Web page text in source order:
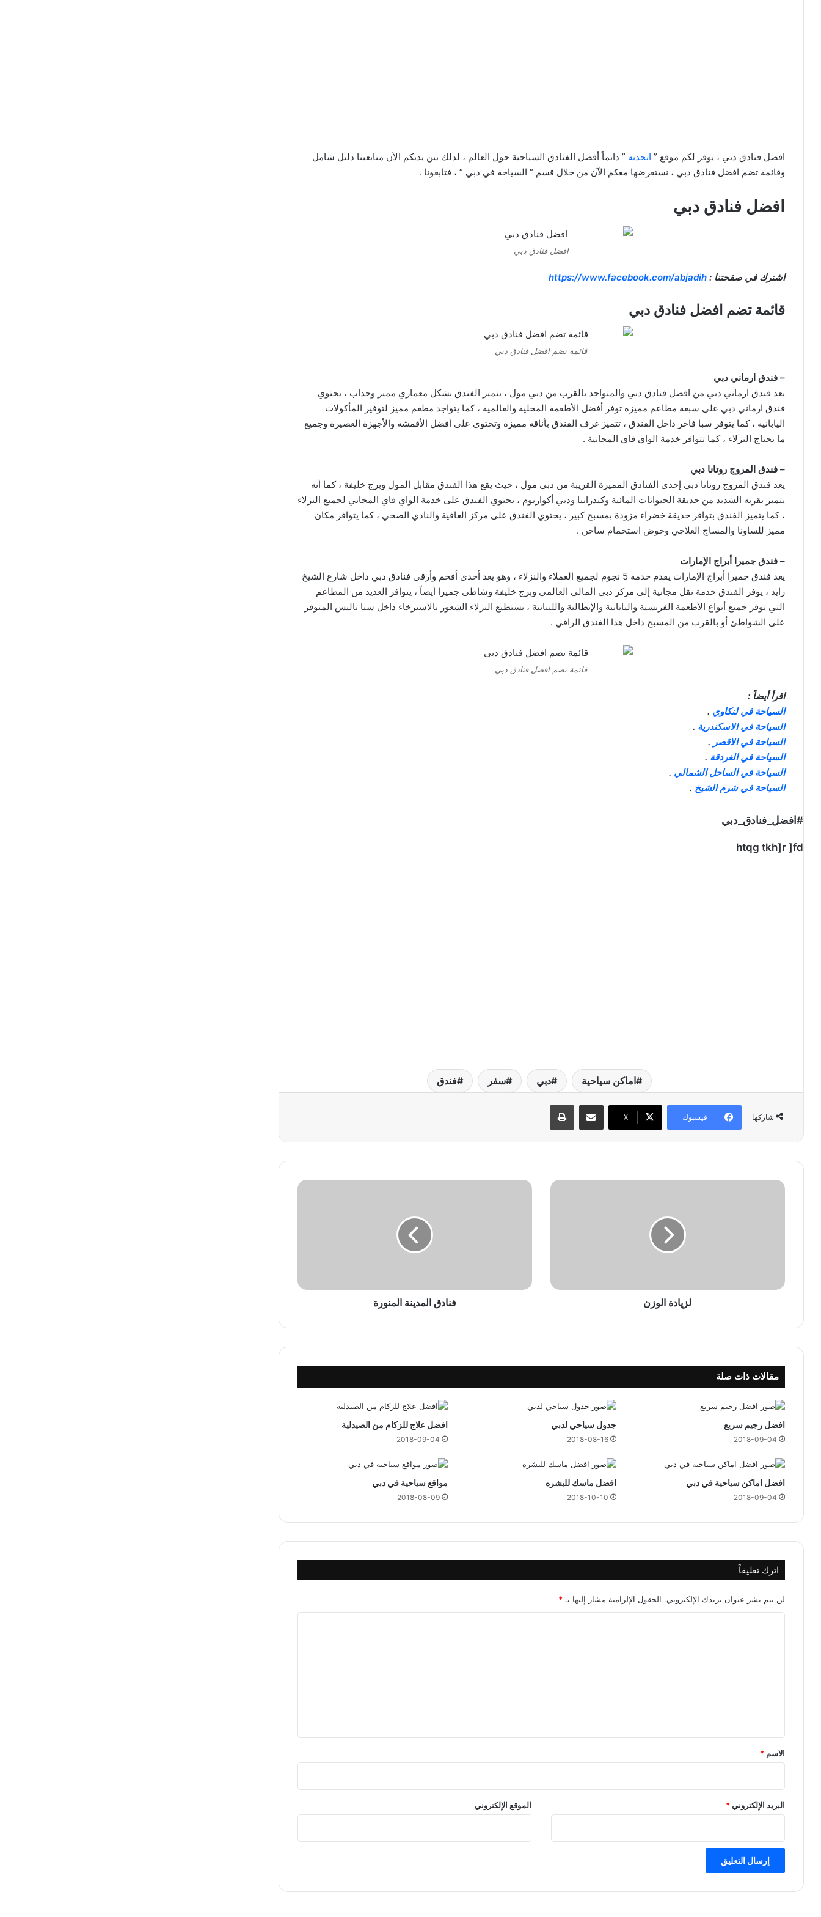
افضل فنادق دبي ، يوفر لكم موقع ” ابجديه ” دائماً أفضل الفنادق السياحية حول العالم ، لذلك بين يديكم الآن متابعينا دليل شامل
وقائمة تضم افضل فنادق دبي ، نستعرضها معكم الآن من خلال قسم ” السياحة في دبي ” ، فتابعونا .
افضل فنادق دبي
افضل فنادق دبي
اشترك في صفحتنا :https://www.facebook.com/abjadih
قائمة تضم افضل فنادق دبي
قائمة تضم افضل فنادق دبي
– فندق ارماني دبي
يعد فندق ارماني دبي من افضل فنادق دبي والمتواجد بالقرب من دبي مول ، يتميز الفندق بشكل معماري مميز وجذاب ، يحتوي
فندق ارماني دبي على سبعة مطاعم مميزة توفر أفضل الأطعمة المحلية والعالمية ، كما يتواجد مطعم مميز لتوفير المأكولات
اليابانية ، كما يتوفر سبا فاخر داخل الفندق ، تتميز غرف الفندق بأناقة مميزة وتحتوي على أفضل الأقمشة والأجهزة العصيرة وجميع
ما يحتاج النزلاء ، كما تتوافر خدمة الواي فاي المجانية .
– فندق المروج روتانا دبي
يعد فندق المروج روتانا دبي إحدى الفنادق المميزة القريبة من دبي مول ، حيث يقع هذا الفندق مقابل المول وبرج خليفة ، كما أنه
يتميز بقربه الشديد من حديقة الحيوانات المائية وكيدزانيا ودبي أكواريوم ، يحتوي الفندق على خدمة الواي فاي المجاني لجميع النزلاء
، كما يتميز الفندق بتوافر حديقة خضراء مزودة بمسبح كبير ، يحتوي الفندق على مركز العافية والنادي الصحي ، كما يتوافر مكان
مميز للساونا والمساج العلاجي وحوض استحمام ساخن .
– فندق جميرا أبراج الإمارات
يعد فندق جميرا أبراج الإمارات يقدم خدمة 5 نجوم لجميع العملاء والنزلاء ، وهو يعد أحدى أفخم وأرقى فنادق دبي داخل شارع الشيخ
زايد ، يوفر الفندق خدمة نقل مجانية إلى مركز دبي المالي العالمي وبرج خليفة وشاطئ جميرا أيضاً ، يتوافر العديد من المطاعم
التي توفر جميع أنواع الأطعمة الفرنسية واليابانية والإيطالية واللبنانية ، يستطيع النزلاء الشعور بالاسترخاء داخل سبا تاليس المتوفر
على الشواطئ أو بالقرب من المسبح داخل هذا الفندق الراقي .
قائمة تضم افضل فنادق دبي
اقرأ أيضاً :
السياحة في لنكاوي .
السياحة في الاسكندرية .
السياحة في الاقصر .
السياحة في الغردقة .
السياحة في الساحل الشمالي .
السياحة في شرم الشيخ .
#افضل_فنادق_دبي
htqg tkh]r ]fd
اماكن سياحية دبي سفر فندق
شاركها فيسبوك ‫X
ل
و
لزيادة الوزن
ف
د
ة
م
فنادق المدينة المنورة
مقالات ذات صلة
افضل رجيم سريع
2018-09-04
جدول سياحي لدبي
2018-08-16
افضل علاج للزكام من الصيدلية
2018-09-04
افضل اماكن سياحية في دبي
2018-09-04
افضل ماسك للبشره
2018-10-10
مواقع سياحية في دبي
2018-08-09
اترك تعليقاً
لن يتم نشر عنوان بريدك الإلكتروني. الحقول الإلزامية مشار إليها بـ*
*
الاسم*
البريد الإلكتروني* الموقع الإلكتروني